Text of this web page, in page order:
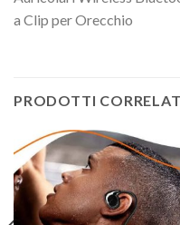
a Clip per Orecchio
PRODOTTI